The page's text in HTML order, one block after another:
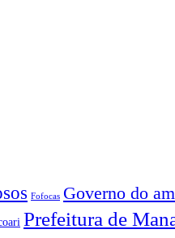
Fofocas Governo do
Prefeitura de